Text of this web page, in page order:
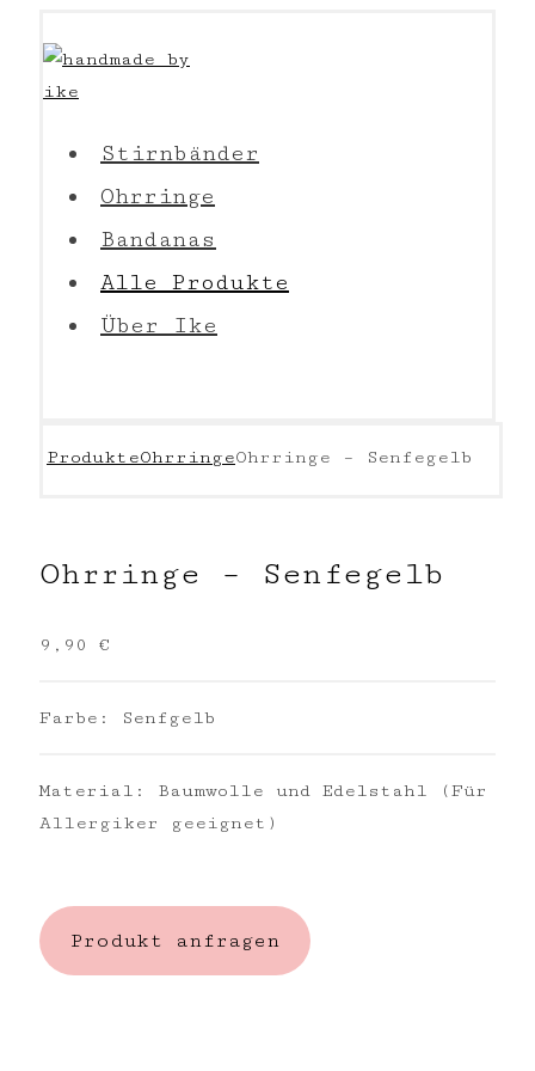
Stirnbänder
Ohrringe
Bandanas
Alle Produkte
Über Ike
ProdukteOhrringeOhrringe – Senfegelb
Ohrringe – Senfegelb
9,90 €
Farbe: Senfgelb
Material: Baumwolle und Edelstahl (Für
Allergiker geeignet)
Produkt anfragen